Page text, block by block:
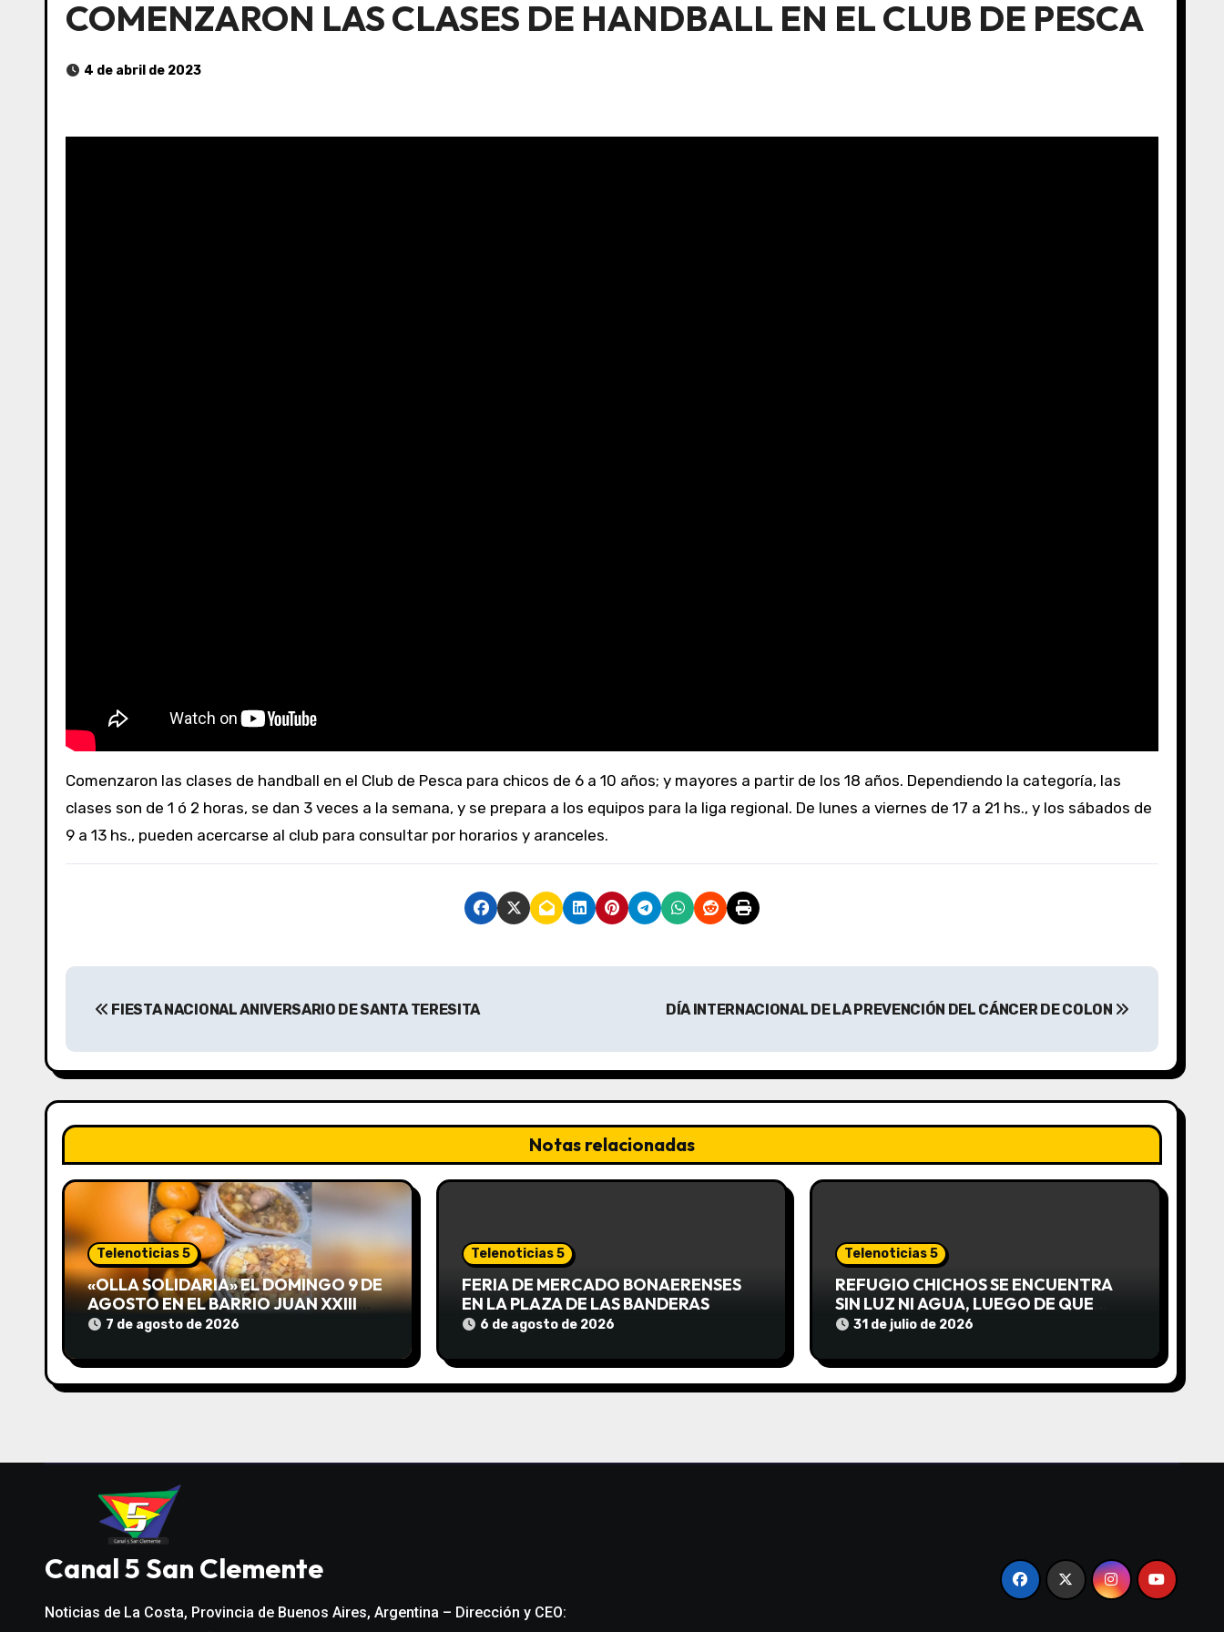
COMENZARON LAS CLASES DE HANDBALL EN EL CLUB DE PESCA
4 de abril de 2023
Comenzaron las clases de handball en el Club de Pesca para chicos de 6 a 10 años; y mayores a partir de los 18 años. Dependiendo la categoría, las
clases son de 1 ó 2 horas, se dan 3 veces a la semana, y se prepara a los equipos para la liga regional. De lunes a viernes de 17 a 21 hs., y los sábados de
9 a 13 hs., pueden acercarse al club para consultar por horarios y aranceles.
N
v
e
g
a
c
i
ó
d
e
n
a
d
FIESTA NACIONAL ANIVERSARIO DE SANTA TERESITA DÍA INTERNACIONAL DE LA PREVENCIÓN DEL CÁNCER DE COLON
Notas relacionadas
Telenoticias 5
«OLLA SOLIDARIA» EL DOMINGO 9 DE
AGOSTO EN EL BARRIO JUAN XXIII
DESDE LAS 13 HS
7 de agosto de 2026
Telenoticias 5
FERIA DE MERCADO BONAERENSES
EN LA PLAZA DE LAS BANDERAS
6 de agosto de 2026
Telenoticias 5
REFUGIO CHICHOS SE ENCUENTRA
SIN LUZ NI AGUA, LUEGO DE QUE
EDEA CORTARA EL SUMINISTRO SIN
31 de julio de 2026
Canal 5 San Clemente
Noticias de La Costa, Provincia de Buenos Aires, Argentina – Dirección y CEO: